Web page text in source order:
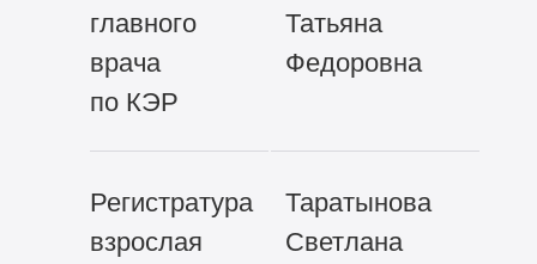
главного
врача
по КЭР
Татьяна
Федоровна
Регистратура
взрослая
Таратынова
Светлана